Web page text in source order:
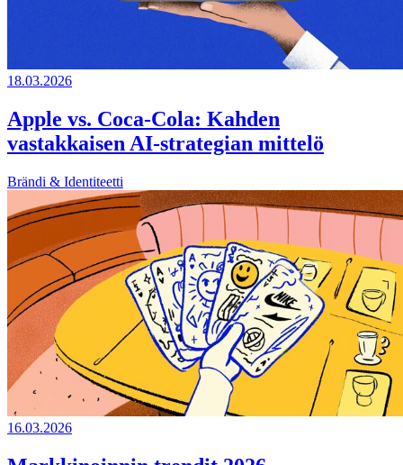
18.03.2026
Apple vs. Coca-Cola: Kahden
vastakkaisen AI-strategian mittelö
Brändi & Identiteetti
16.03.2026